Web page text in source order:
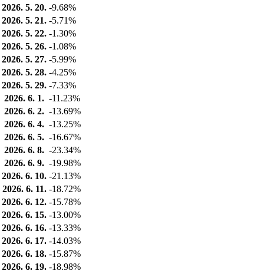
2026. 5. 20. -9.68%
2026. 5. 21. -5.71%
2026. 5. 22. -1.30%
2026. 5. 26. -1.08%
2026. 5. 27. -5.99%
2026. 5. 28. -4.25%
2026. 5. 29. -7.33%
2026. 6. 1. -11.23%
2026. 6. 2. -13.69%
2026. 6. 4. -13.25%
2026. 6. 5. -16.67%
2026. 6. 8. -23.34%
2026. 6. 9. -19.98%
2026. 6. 10. -21.13%
2026. 6. 11. -18.72%
2026. 6. 12. -15.78%
2026. 6. 15. -13.00%
2026. 6. 16. -13.33%
2026. 6. 17. -14.03%
2026. 6. 18. -15.87%
2026. 6. 19. -18.98%